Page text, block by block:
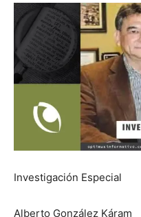
Investigación Especial
Alberto González Káram